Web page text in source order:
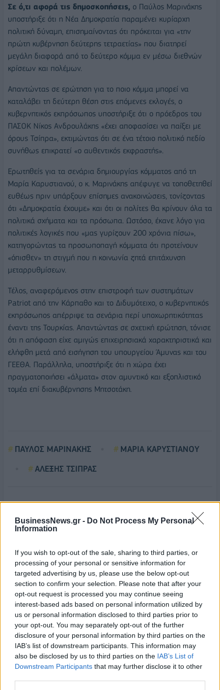
BusinessNews.gr - Do Not Process My Personal
Information
If you wish to opt-out of the sale, sharing to third parties, or
processing of your personal or sensitive information for
targeted advertising by us, please use the below opt-out
section to confirm your selection. Please note that after your
opt-out request is processed you may continue seeing
interest-based ads based on personal information utilized by
us or personal information disclosed to third parties prior to
your opt-out. You may separately opt-out of the further
disclosure of your personal information by third parties on the
IAB’s list of downstream participants. This information may
also be disclosed by us to third parties on the IAB’s List of
Downstream Participants that may further disclose it to other
Σε ό,τι αφορά τις δημοσκοπήσεις, ο Παύλος Μαρινάκης
υποστήριξε ότι η Νέα Δημοκρατία παραμένει κυρίαρχη
πολιτική δύναμη, επισημαίνοντας ότι πρόκειται για «την
πρώτη κυβέρνηση δεύτερης τετραετίας» που διατηρεί
μεγάλη διαφορά από το δεύτερο κόμμα εν μέσω διεθνών
κρίσεων και πολέμων.
Απαντώντας σε ερώτηση για το ποιο κόμμα μπορεί να
καταλάβει τη δεύτερη θέση στις επόμενες εκλογές, ο
κυβερνητικός εκπρόσωπος υποστήριξε ότι ο πρόεδρος του
ΠΑΣΟΚ Νίκος Ανδρουλάκης «έχει αποφασίσει να παίξει με
όρους Τσίπρα», εκτιμώντας ότι σε ένα τέτοιο πολιτικό πεδίο
συνήθως επικρατεί «ο αυθεντικός εκφραστής».
Ερωτηθείς για τα σενάρια δημιουργίας κόμματος από τη
Μαρία Καρυστιανού, ο κ. Μαρινάκης απέφυγε να τοποθετηθεί
ευθέως πριν υπάρξουν επίσημες ανακοινώσεις, τονίζοντας
ότι «Δημοκρατία έχουμε» και ότι οι πολίτες θα κρίνουν όλα τα
πολιτικά σχήματα και τα πρόσωπα. Ωστόσο, έκανε λόγο για
πολιτικές λογικές που «μας γυρίζουν 200 χρόνια πίσω»,
κατηγορώντας τα προσωποπαγή κόμματα ότι προτείνουν
«όπισθεν» τη στιγμή που η κοινωνία ζητά επιτάχυνση
μεταρρυθμίσεων.
Τέλος, αναφερόμενος στην επιστροφή των συστημάτων
Patriot από την Κάρπαθο και το Διδυμότειχο, ο κυβερνητικός
εκπρόσωπος απέρριψε τα σενάρια περί υποχωρητικότητας
έναντι της Τουρκίας. Απαντώντας σε σχετική ερώτηση, τόνισε
ότι η απόφαση είχε αμιγώς επιχειρησιακά χαρακτηριστικά και
ελήφθη μετά από εισήγηση του υπουργείου Άμυνας και του
ΓΕΕΘΑ. Παράλληλα, υποστήριξε ότι η χώρα έχει
πραγματοποιήσει «άλματα» στον αμυντικό και εξοπλιστικό
τομέα επί διακυβέρνησης Μητσοτάκη.
ΠΑΥΛΟΣ ΜΑΡΙΝΑΚΗΣ
ΜΑΡΙΑ ΚΑΡΥΣΤΙΑΝΟΥ
ΑΛΕΞΗΣ ΤΣΙΠΡΑΣ
Ανακοινώθηκε από την Ντουμπάι ο Σενγκέλια (pics)